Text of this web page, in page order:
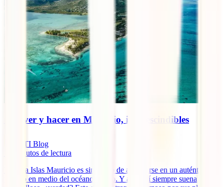
Qué ver y hacer en Mauricio, imprescindibles
IATI Blog
minutos de lectura
Viajar a Islas Mauricio es sinónimo de adentrarse en un auténtico
paraíso en medio del océano Índico. Y algo así siempre suena